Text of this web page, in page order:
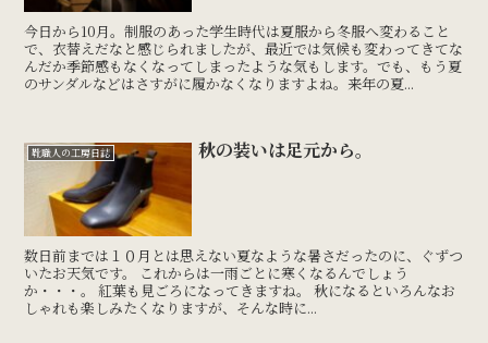
今日から10月。制服のあった学生時代は夏服から冬服へ変わること
で、衣替えだなと感じられましたが、最近では気候も変わってきてな
んだか季節感もなくなってしまったような気もします。でも、もう夏
のサンダルなどはさすがに履かなくなりますよね。来年の夏...
靴職人の工房日誌 秋の装いは足元から。
数日前までは１０月とは思えない夏なような暑さだったのに、ぐずつ
いたお天気です。 これからは一雨ごとに寒くなるんでしょう
か・・・。 紅葉も見ごろになってきますね。 秋になるといろんなお
しゃれも楽しみたくなりますが、そんな時に...